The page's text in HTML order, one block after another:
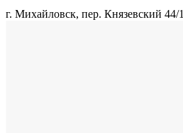
г. Михайловск, пер. Князевский 44/1